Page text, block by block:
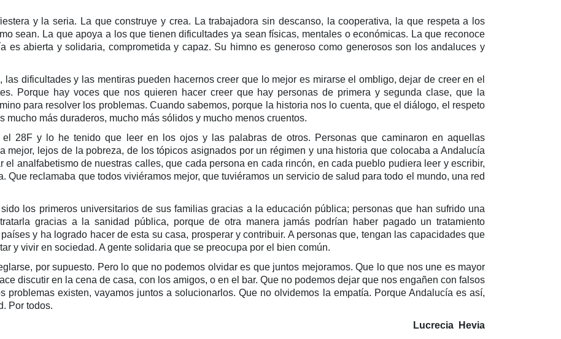
y la seria. La que construye y crea. La trabajadora sin descanso, la cooperativa, la que respeta a los
sean. La que apoya a los que tienen dificultades ya sean físicas, mentales o económicas. La que reconoce
es abierta y solidaria, comprometida y capaz. Su himno es generoso como generosos son los andaluces y
dificultades y las mentiras pueden hacernos creer que lo mejor es mirarse el ombligo, dejar de creer en el
Porque hay voces que nos quieren hacer creer que hay personas de primera y segunda clase, que la
para resolver los problemas. Cuando sabemos, porque la historia nos lo cuenta, que el diálogo, el respeto
más duraderos, mucho más sólidos y mucho menos cruentos.
28F y lo he tenido que leer en los ojos y las palabras de otros. Personas que caminaron en aquellas
mejor, lejos de la pobreza, de los tópicos asignados por un régimen y una historia que colocaba a Andalucía
analfabetismo de nuestras calles, que cada persona en cada rincón, en cada pueblo pudiera leer y escribir,
Que reclamaba que todos viviéramos mejor, que tuviéramos un servicio de salud para todo el mundo, una red
los primeros universitarios de sus familias gracias a la educación pública; personas que han sufrido una
gracias a la sanidad pública, porque de otra manera jamás podrían haber pagado un tratamiento
y ha logrado hacer de esta su casa, prosperar y contribuir. A personas que, tengan las capacidades que
y vivir en sociedad. A gente solidaria que se preocupa por el bien común.
por supuesto. Pero lo que no podemos olvidar es que juntos mejoramos. Que lo que nos une es mayor
discutir en la cena de casa, con los amigos, o en el bar. Que no podemos dejar que nos engañen con falsos
problemas existen, vayamos juntos a solucionarlos. Que no olvidemos la empatía. Porque Andalucía es así,
Por todos.
Lucrecia Hevia